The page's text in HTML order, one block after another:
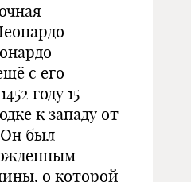
с его
году 15
к западу от
был
о которой